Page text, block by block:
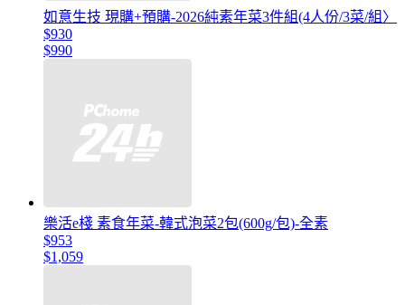
如意生技 現購+預購-2026純素年菜3件組(4人份/3菜/組〉
$930
$990
樂活e棧 素食年菜-韓式泡菜2包(600g/包)-全素
$953
$1,059